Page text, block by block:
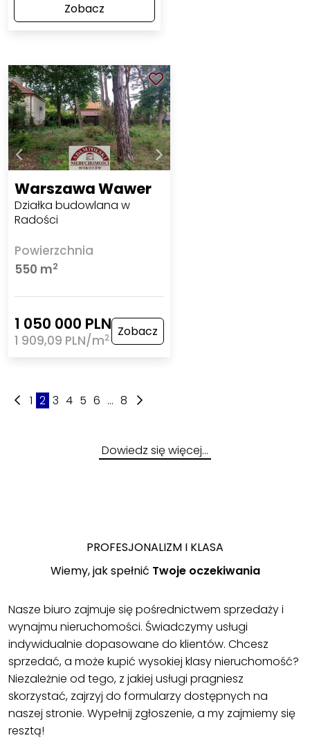
Zobacz
Warszawa Wawer
Działka budowlana w
Radości
Powierzchnia
550 m2
1 050 000 PLN
1 909,09 PLN/m2 Zobacz
1 2 3 4 5 6 ... 8
Dowiedz się więcej…
PROFESJONALIZM I KLASA
Wiemy, jak spełnić Twoje oczekiwania
Nasze biuro zajmuje się pośrednictwem sprzedaży i
wynajmu nieruchomości. Świadczymy usługi
indywidualnie dopasowane do klientów. Chcesz
sprzedać, a może kupić wysokiej klasy nieruchomość?
Niezależnie od tego, z jakiej usługi pragniesz
skorzystać, zajrzyj do formularzy dostępnych na
naszej stronie. Wypełnij zgłoszenie, a my zajmiemy się
resztą!